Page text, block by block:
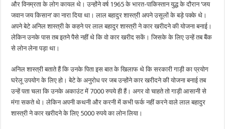
5000
रुपये
का
लोन
और विनम्रता के लोग कायल थे। उन्होंने वर्ष 1965 के भारत-पाकिस्तान युद्ध के दौरान ‘जय
जवान जय किसान’ का नारा दिया था। लाल बहादुर शास्त्री अपने उसूलों के बड़े पक्के थे।
अपने बेटे अनिल शास्त्री के कहने पर लाल बहादुर शास्त्री ने कार खरीदने की योजना बनाई।
लेकिन उनके पास तब इतने पैसे नहीं थे कि वो कार खरीद सकें। जिसके के लिए उन्हें तब बैंक
से लोन लेना पड़ा था।
अनिल शास्त्री बताते हैं कि उनके पिता इस बात के खिलाफ थे कि सरकारी गाड़ी का प्रयोग
घरेलू उपयोग के लिए हो। बेटे के अनुरोध पर जब उन्होंने कार खरीदने की योजना बनाई तब
उन्हें पता चला कि उनके अकाउंट में 7000 रुपये ही हैं। अगर वो चाहते तो गाड़ी आसानी से
मंगा सकते थे। लेकिन अपनी कथनी और करनी में कभी फर्क नहीं करने वाले लाल बहादुर
शास्त्री ने कार खरीदने के लिए 5000 रुपये का लोन लिया।